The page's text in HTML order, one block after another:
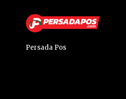
Persada Pos